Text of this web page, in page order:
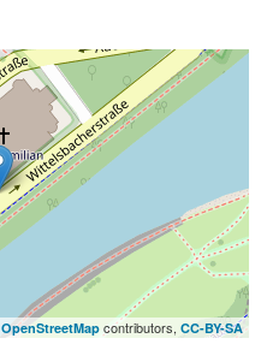
OpenStreetMap contributors, CC-BY-SA